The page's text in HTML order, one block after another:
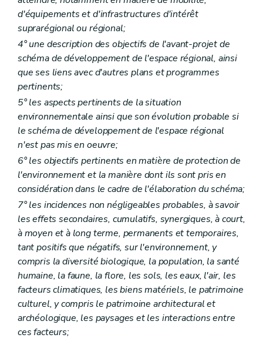
Art. 308
Art. 309
Art. 310
Chapitre IX
Des conditions requises pour qu'un dossier de demande de permis de lotir soit considéré comme complet
Section première Dispositions communes à toutes les demandes de permis de lotir
Art. 311
Section 2 Dispositions particulières aux lotissements portant sur une superficie de 3 ha et plus ou prévoyant la construction d'immeubles à appartements alors que les abords comportent essentiellement des habitations individuelles
Section 3
Art. 313
Section 4 Dispositions particulières aux demandes de modification d'un permis de lotir
Art. 314
Art. 315
Chapitre X De l'instruction des demandes de permis de bâtir et de lotir
Section première De l'instruction des demandes de permis de bâtir
Sous-section première Des demandes nécessitant l'avis conforme du fonctionnaire délégué
Art. 316
Art. 317
Art. 318
Art. 319
Art. 320
Sous-section 2 Des demandes ne nécessitant pas l'avis du fonctionnaire délégué
Art. 321
Art. 322
Sous-section 3 Des demandes de dérogations à un permis de lotir ou à un plan particulier d'aménagement
Art. 323
Section 2 De l'instruction des demandes de permis de lotir
Sous-section première Des demandes nécessitant l'avis conforme du fonctionnaire délégué
Art. 324
d'équipements et d'infrastructures d'intérêt
suprarégional ou régional;
4° une description des objectifs de l'avant-projet de
schéma de développement de l'espace régional, ainsi
que ses liens avec d'autres plans et programmes
pertinents;
5° les aspects pertinents de la situation
environnementale ainsi que son évolution probable si
le schéma de développement de l'espace régional
n'est pas mis en oeuvre;
6° les objectifs pertinents en matière de protection de
l'environnement et la manière dont ils sont pris en
considération dans le cadre de l'élaboration du schéma;
7° les incidences non négligeables probables, à savoir
les effets secondaires, cumulatifs, synergiques, à court,
à moyen et à long terme, permanents et temporaires,
tant positifs que négatifs, sur l'environnement, y
compris la diversité biologique, la population, la santé
humaine, la faune, la flore, les sols, les eaux, l'air, les
facteurs climatiques, les biens matériels, le patrimoine
culturel, y compris le patrimoine architectural et
archéologique, les paysages et les interactions entre
ces facteurs;